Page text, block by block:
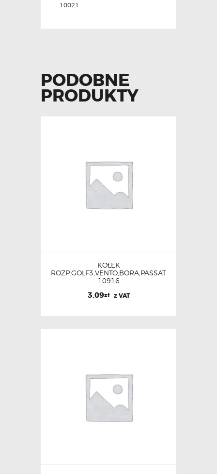
10021
PODOBNE
PRODUKTY
KOŁEK
ROZP.GOLF3,VENTO,BORA,PASSAT
10916
3.09zł z VAT